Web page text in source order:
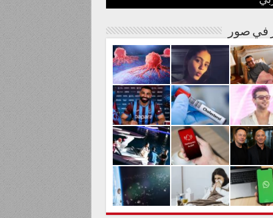
في صور